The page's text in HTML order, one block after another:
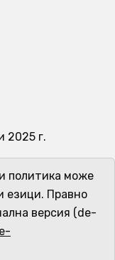
2025 г.
политика може
езици. Правно
версия (de-